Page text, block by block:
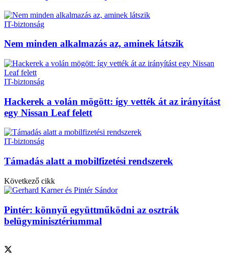
IT-biztonság
Nem minden alkalmazás az, aminek látszik
IT-biztonság
Hackerek a volán mögött: így vették át az irányítást
egy Nissan Leaf felett
IT-biztonság
Támadás alatt a mobilfizetési rendszerek
Következő cikk
Pintér: könnyű együttműködni az osztrák
belügyminisztériummal